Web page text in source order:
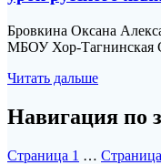
Бровкина Оксана
МБОУ Хор-
Читать дальше
Навигация по
Страница 1 … Страница